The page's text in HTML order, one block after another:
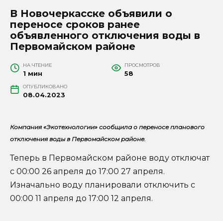
В Новочеркасске объявили о
переносе сроков ранее
объявленного отключения воды в
Первомайском районе
НА ЧТЕНИЕ
1 мин
ПРОСМОТРОВ
58
ОПУБЛИКОВАНО
08.04.2023
Компания «Экотехнологии» сообщила о переносе планового
отключения воды в Первомайском районе.
Теперь в Первомайском районе воду отключат
с 00:00 26 апреля до 17:00 27 апреля.
Изначально воду планировали отключить с
00:00 11 апреля до 17:00 12 апреля.